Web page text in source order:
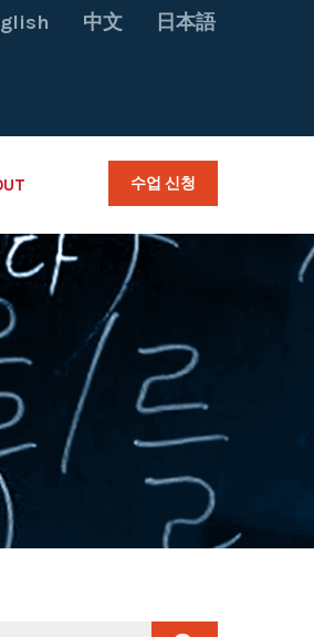
中文 日本語
수업 신청